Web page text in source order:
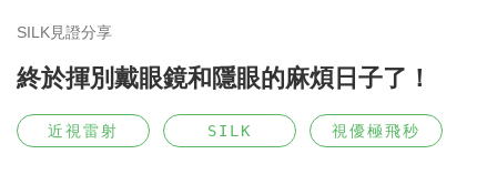
SILK見證分享
終於揮別戴眼鏡和隱眼的麻煩日子了！
近視雷射 SILK 視優極飛秒